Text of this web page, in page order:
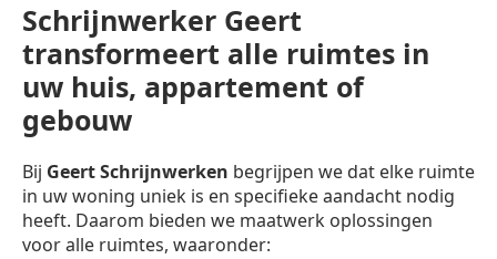
Schrijnwerker Geert
transformeert alle ruimtes in
uw huis, appartement of
gebouw
Bij Geert Schrijnwerken begrijpen we dat elke ruimte
in uw woning uniek is en specifieke aandacht nodig
heeft. Daarom bieden we maatwerk oplossingen
voor alle ruimtes, waaronder: